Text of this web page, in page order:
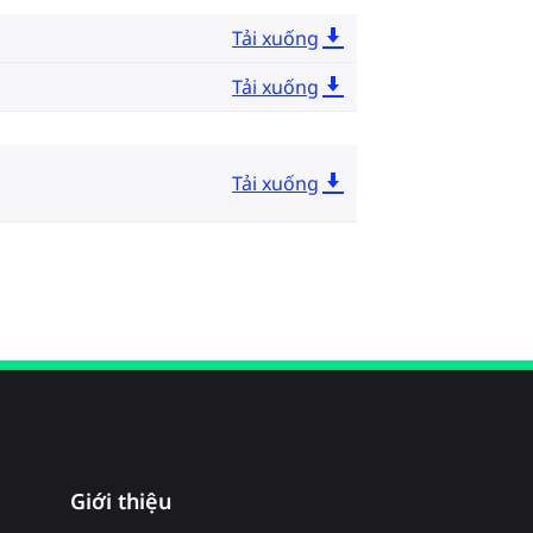
Tải xuống
Tải xuống
Tải xuống
Giới thiệu